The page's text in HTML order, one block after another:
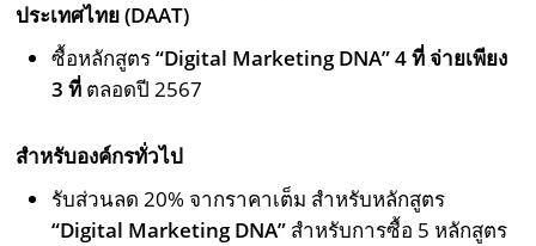
ประเทศไทย (DAAT)
ซื้อหลักสูตร“Digital Marketing DNA” 4ที่ จ่ายเพียง
3ที่ ตลอดปี 2567
สำหรับองค์กรทั่วไป
รับส่วนลด 20% จากราคาเต็ม สำหรับหลักสูตร
“Digital Marketing DNA” สำหรับการซื้อ 5 หลักสูตร